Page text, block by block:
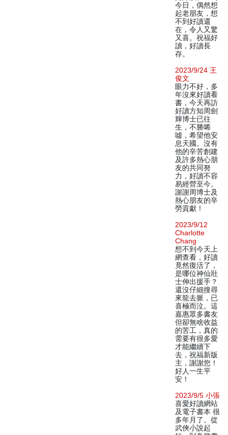
今日，偶然想
起老朋友，想
不到好讀還
在，令人又驚
又喜。祝福好
讀，好讀長
存。
2023/9/24 王
俊文
眼力不好，多
年沒來好讀看
書，今天再訪
好讀方知周劍
輝博士已往
生，不勝唏
噓，希望他安
息天國。沒有
他的辛苦創建
及許多熱心朋
友的共同努
力，好讀不容
易經營至今。
謝謝周博士及
熱心朋友的辛
勞貢獻！
2023/9/12
Charlotte
Chang
想不到今天上
網查看，好讀
竟然復活了，
是哪位神仙壯
士伸出援手？
還沒仔細搜尋
來龍去脈，已
喜極而泣。這
嘉惠眾多書友
但卻無啥收益
的苦工，真的
需要有很多愛
才能繼續下
去，祝福新版
主，謝謝您！
好人一生平
安！
2023/9/5 小張
喜愛好讀網站
及電子書本 很
多年月了。從
武俠小說起